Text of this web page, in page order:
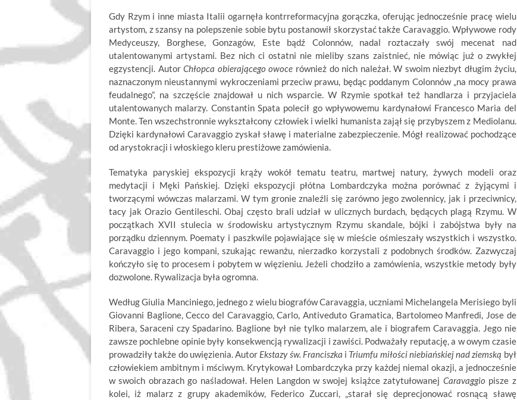
Gdy Rzym i inne miasta Italii ogarnęła kontrreformacyjna gorączka, oferując jednocześnie pracę wielu
artystom, z szansy na polepszenie sobie bytu postanowił skorzystać także Caravaggio. Wpływowe rody
Medyceuszy, Borghese, Gonzagów, Este bądź Colonnów, nadal roztaczały swój mecenat nad
utalentowanymi artystami. Bez nich ci ostatni nie mieliby szans zaistnieć, nie mówiąc już o zwykłej
egzystencji. AutorChłopca obierającego owoce również do nich należał. W swoim niezbyt długim życiu,
naznaczonym nieustannymi wykroczeniami przeciw prawu, będąc poddanym Colonnów „na mocy prawa
feudalnego”, na szczęście znajdował u nich wsparcie. W Rzymie spotkał też handlarza i przyjaciela
utalentowanych malarzy. Constantin Spata polecił go wpływowemu kardynałowi Francesco Maria del
Monte. Ten wszechstronnie wykształcony człowiek i wielki humanista zajął się przybyszem z Mediolanu.
Dzięki kardynałowi Caravaggio zyskał sławę i materialne zabezpieczenie. Mógł realizować pochodzące
od arystokracji i włoskiego kleru prestiżowe zamówienia.
Tematyka paryskiej ekspozycji krąży wokół tematu teatru, martwej natury, żywych modeli oraz
medytacji i Męki Pańskiej. Dzięki ekspozycji płótna Lombardczyka można porównać z żyjącymi i
tworzącymi wówczas malarzami. W tym gronie znaleźli się zarówno jego zwolennicy, jak i przeciwnicy,
tacy jak Orazio Gentileschi. Obaj często brali udział w ulicznych burdach, będących plagą Rzymu. W
początkach XVII stulecia w środowisku artystycznym Rzymu skandale, bójki i zabójstwa były na
porządku dziennym. Poematy i paszkwile pojawiające się w mieście ośmieszały wszystkich i wszystko.
Caravaggio i jego kompani, szukając rewanżu, nierzadko korzystali z podobnych środków. Zazwyczaj
kończyło się to procesem i pobytem w więzieniu. Jeżeli chodziło a zamówienia, wszystkie metody były
dozwolone. Rywalizacja była ogromna.
Według Giulia Manciniego, jednego z wielu biografów Caravaggia, uczniami Michelangela Merisiego byli
Giovanni Baglione, Cecco del Caravaggio, Carlo, Antiveduto Gramatica, Bartolomeo Manfredi, Jose de
Ribera, Saraceni czy Spadarino. Baglione był nie tylko malarzem, ale i biografem Caravaggia. Jego nie
zawsze pochlebne opinie były konsekwencją rywalizacji i zawiści. Podważały reputację, a w owym czasie
prowadziły także do uwięzienia. Autor Ekstazy św. Franciszka i Triumfu miłości niebiańskiej nad ziemską był
człowiekiem ambitnym i mściwym. Krytykował Lombardczyka przy każdej niemal okazji, a jednocześnie
w swoich obrazach go naśladował. Helen Langdon w swojej książce zatytułowanej Caravaggio pisze z
kolei, iż malarz z grupy akademików, Federico Zuccari, „starał się deprecjonować rosnącą sławę